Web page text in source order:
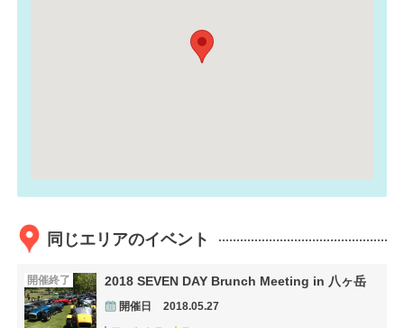
同じエリアのイベント
開催終了 2018 SEVEN DAY Brunch Meeting in 八ヶ岳
開催日 2018.05.27